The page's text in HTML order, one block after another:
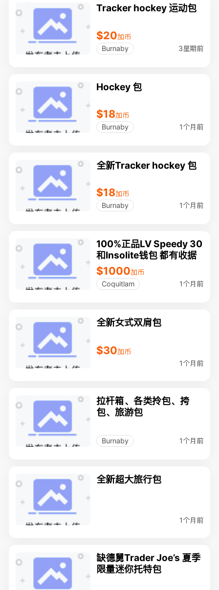
Tracker hockey 运动包
$20加币
Burnaby
3星期前
Hockey 包
$18加币
Burnaby
1个月前
全新Tracker hockey 包
$18加币
Burnaby
1个月前
100%正品LV Speedy 30
和Insolite钱包 都有收据
$1000加币
Coquitlam
1个月前
全新女式双肩包
$30加币
1个月前
拉杆箱、各类拎包、挎
包、旅游包
Burnaby 1个月前
全新超大旅行包
1个月前
缺德舅Trader Joe’s 夏季
限量迷你托特包